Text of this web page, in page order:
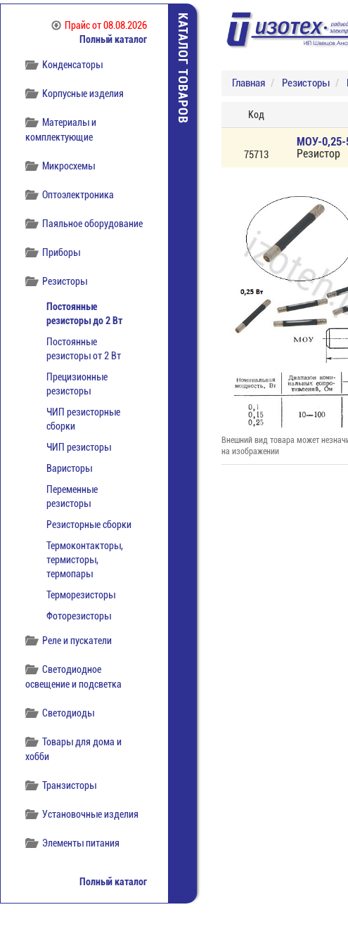
Прайсот 08.08.2026
Полный каталог
Компоненты
беспроводной связи
Конденсаторы
Корпусные изделия
Материалы и
комплектующие
Микросхемы
Оптоэлектроника
Паяльное оборудование
Приборы
Резисторы
Постоянные
резисторы до 2 Вт
Постоянные
резисторы от 2 Вт
Прецизионные
резисторы
ЧИП резисторные
сборки
ЧИП резисторы
Варисторы
Переменные
резисторы
Резисторные сборки
Термоконтакторы,
термисторы,
термопары
Терморезисторы
Фоторезисторы
Реле и пускатели
Светодиодное
освещение и подсветка
Светодиоды
Товары для дома и
хобби
Транзисторы
Установочные изделия
Элементы питания
Полный каталог
КАТАЛОГ ТОВАРОВ Главная Резисторы
Код
75713
МОУ-0,25-
Резистор
Внешний вид товара может
на изображении